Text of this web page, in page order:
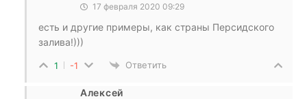
17 февраля 2020 09:29
есть и другие примеры, как страны Персидского
залива!)))
1 -1 Ответить
Алексей